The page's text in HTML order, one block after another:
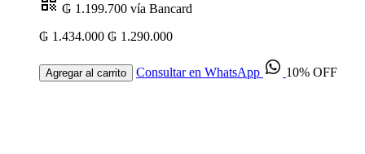
₲ 1.199.700 vía Bancard
₲ 1.434.000 ₲ 1.290.000
Agregar al carrito Consultar en WhatsApp 10% OFF